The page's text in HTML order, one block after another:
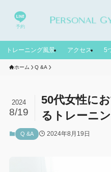
予約
トレーニング風景 アクセス 5
ホーム Q &A
50代女性に
るトレーニ
2024
8/19
Q &A 2024年8月19日